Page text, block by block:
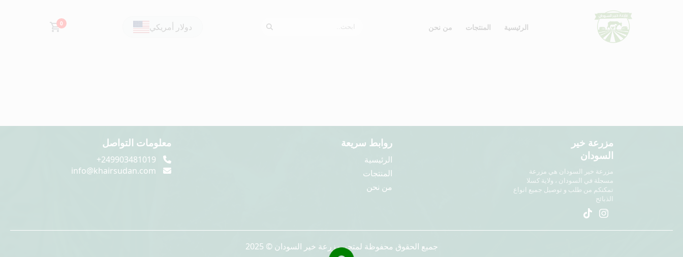
الرئيسية المنتجات من نحن دولار أمريكي 0
مزرعة خير
السودان
مزرعة خير السودان هي مزرعة
مسجلة في السودان ، ولاية كسلا
تمكنكم من طلب و توصيل جميع انواع
الذبائح
روابط سريعة
الرئيسية
المنتجات
من نحن
معلومات التواصل
249903481019+
info@khairsudan.com
جميع الحقوق محفوظة لمتجر مزرعة خير السودان © 2025